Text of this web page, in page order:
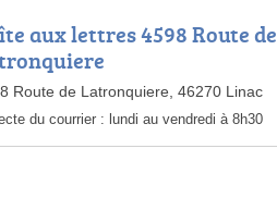
aux lettres 4598 Route de
Route de Latronquiere, 46270 Linac
du courrier : lundi au vendredi à 8h30